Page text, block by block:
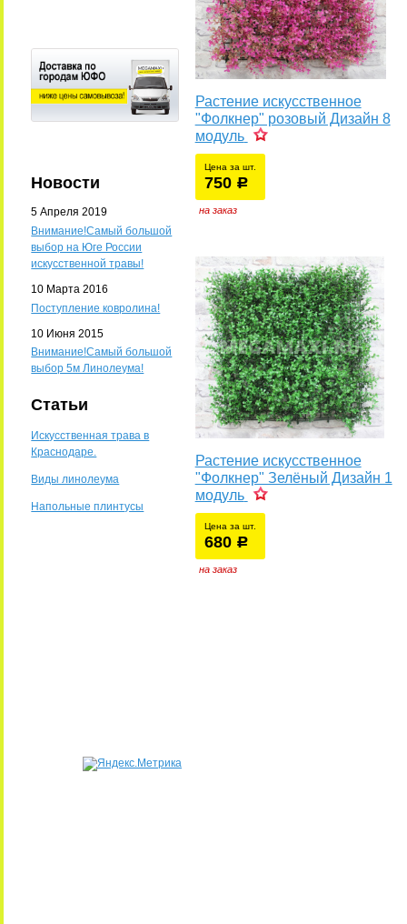
Новости
5 Апреля 2019
Внимание!Самый большой
выбор на Юге России
искусственной травы!
10 Марта 2016
Поступление ковролина!
10 Июня 2015
Внимание!Самый большой
выбор 5м Линолеума!
Статьи
Искусственная трава в
Краснодаре.
Виды линолеума
Напольные плинтусы
Растение искусственное
"Фолкнер" розовый Дизайн 8
модуль
Цена за шт.
750 р
на заказ
Растение искусственное
"Фолкнер" Зелёный Дизайн 1
модуль
Цена за шт.
680 р
на заказ